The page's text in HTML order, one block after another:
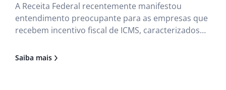
A Receita Federal recentemente manifestou
entendimento preocupante para as empresas que
recebem incentivo fiscal de ICMS, caracterizados
através de legislação estadual que exige o estorno
Saiba mais